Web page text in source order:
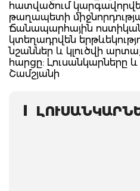
հատվածում
թաղապետի
Ճանապարհային
կտեղադրվեն
նշաններ և կլուծվի
հարցը: Լուսանկարները
Շամշյանի